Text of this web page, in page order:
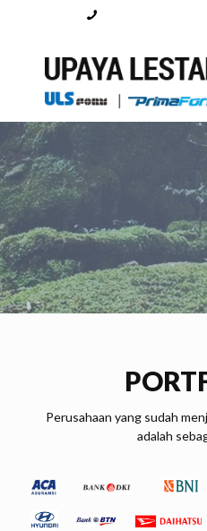
Perusahaan yang sudah
adalah